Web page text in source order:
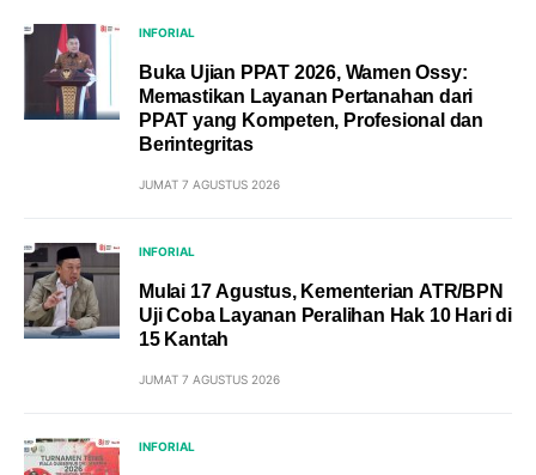
INFORIAL
Buka Ujian PPAT 2026, Wamen Ossy:
Memastikan Layanan Pertanahan dari
PPAT yang Kompeten, Profesional dan
Berintegritas
JUMAT 7 AGUSTUS 2026
INFORIAL
Mulai 17 Agustus, Kementerian ATR/BPN
Uji Coba Layanan Peralihan Hak 10 Hari di
15 Kantah
JUMAT 7 AGUSTUS 2026
INFORIAL